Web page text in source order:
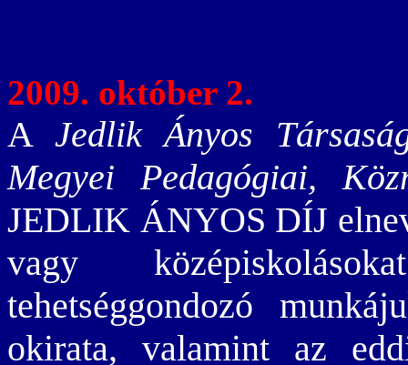
2009. október 2.
A Jedlik Ányos
Megyei Pedagógiai,
JEDLIK ÁNYOS DÍJ
vagy
tehetséggondozó
okirata, valamint az